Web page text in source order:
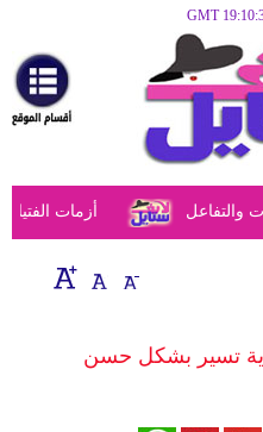
مرأة
أزياء
أزياء
إسلامية
أزمات الفتيات
تسير بشكل حسن